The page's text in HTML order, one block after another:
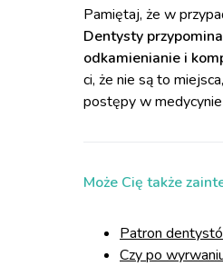
Pamiętaj, że w
Dentysty
odkamienianie i
ci, że nie są to
postępy w
Może Cię także
Patron
Czy po